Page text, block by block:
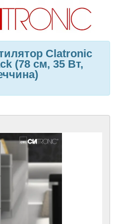
Clatronic
(78 см, 35 Вт,